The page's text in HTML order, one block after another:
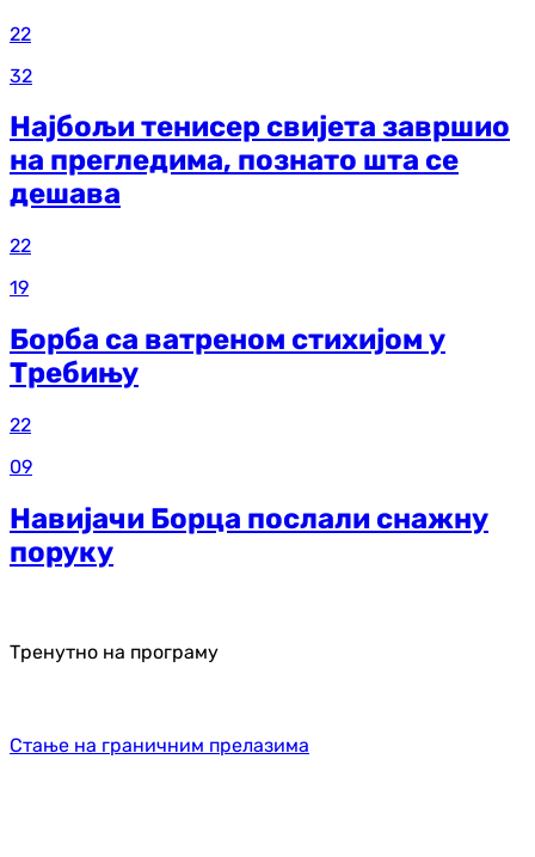
22
32
Најбољи тенисер свијета завршио
на прегледима, познато шта се
дешава
22
19
Борба са ватреном стихијом у
Требињу
22
09
Навијачи Борца послали снажну
поруку
Тренутно на програму
Стање на граничним прелазима